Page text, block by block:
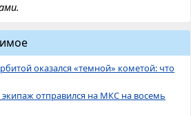
оказался «темной» кометой: что
отправился на МКС на восемь